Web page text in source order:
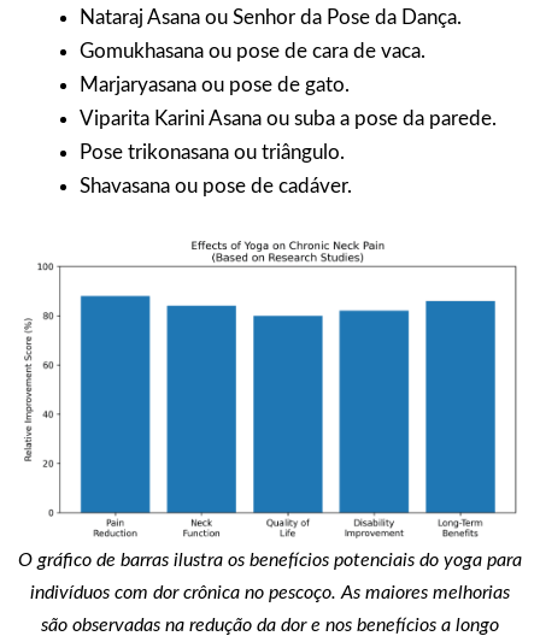
Nataraj Asana ou Senhor da Pose da Dança.
Gomukhasana ou pose de cara de vaca.
Marjaryasana ou pose de gato.
Viparita Karini Asana ou suba a pose da parede.
Pose trikonasana ou triângulo.
Shavasana ou pose de cadáver.
O gráfico de barras ilustra os benefícios potenciais do yoga para
indivíduos com dor crônica no pescoço. As maiores melhorias
são observadas na redução da dor e nos benefícios a longo